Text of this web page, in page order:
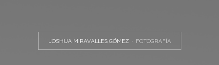
JOSHUA MIRAVALLES GÓMEZ FOTOGRAFÍA